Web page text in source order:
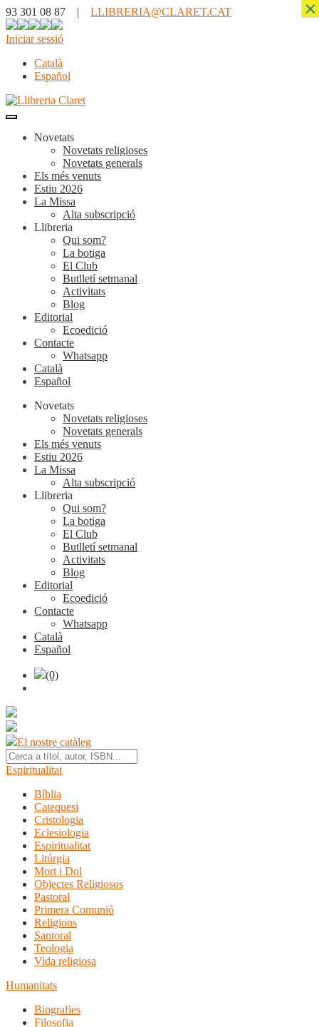
93 301 08 87 | LLIBRERIA@CLARET.CAT
Iniciar sessió
Català
Español
Novetats
Novetats religioses
Novetats generals
Els més venuts
Estiu 2026
La Missa
Alta subscripció
Llibreria
Qui som?
La botiga
El Club
Butlletí setmanal
Activitats
Blog
Editorial
Ecoedició
Contacte
Whatsapp
Català
Español
Novetats
Novetats religioses
Novetats generals
Els més venuts
Estiu 2026
La Missa
Alta subscripció
Llibreria
Qui som?
La botiga
El Club
Butlletí setmanal
Activitats
Blog
Editorial
Ecoedició
Contacte
Whatsapp
Català
Español
(0)
El nostre catàleg
Espiritualitat
Bíblia
Catequesi
Cristologia
Eclesiologia
Espiritualitat
Litúrgia
Mort i Dol
Objectes Religiosos
Pastoral
Primera Comunió
Religions
Santoral
Teologia
Vida religiosa
Humanitats
Biografies
Filosofia
×